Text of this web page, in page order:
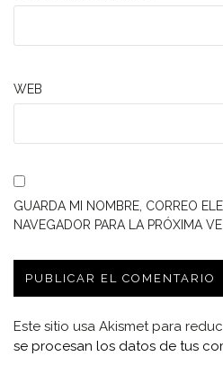
WEB
GUARDA MI NOMBRE, CORREO
NAVEGADOR PARA LA PRÓXIMA
Este sitio usa Akismet para
se procesan los datos de tus